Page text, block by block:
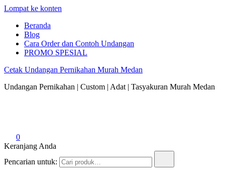
Lompat ke konten
Beranda
Blog
Cara Order dan Contoh Undangan
PROMO SPESIAL
Cetak Undangan Pernikahan Murah Medan
Undangan Pernikahan | Custom | Adat | Tasyakuran Murah Medan
0
Keranjang Anda
Pencarian untuk: